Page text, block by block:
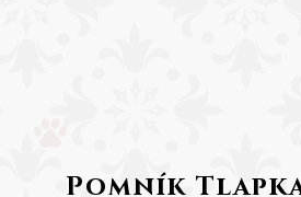
Pomník